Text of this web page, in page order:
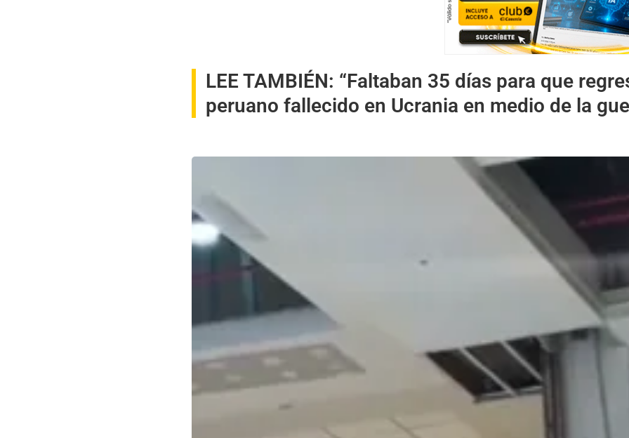
LEE TAMBIÉN: “Faltaban 35 días para que
peruano fallecido en Ucrania en medio de la